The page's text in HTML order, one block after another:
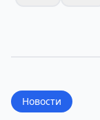
Новости